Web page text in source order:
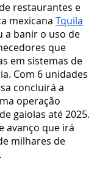
restaurantes e
mexicana Tquila
a banir o uso de
que
em sistemas de
Com 6 unidades
concluirá a
operação
gaiolas até 2025.
avanço que irá
milhares de